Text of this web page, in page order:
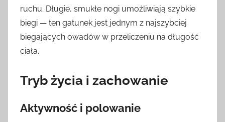
ruchu. Długie, smukłe nogi umożliwiają szybkie
biegi — ten gatunek jest jednym z najszybciej
biegających owadów w przeliczeniu na długość
ciała.
Tryb życia i zachowanie
Aktywność i polowanie